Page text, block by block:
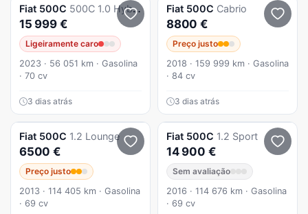
Fiat 500C 500C 1.0 Hybrid Dolce Vita S/S
15 999 €
Ligeiramente caro
2023 · 56 051 km · Gasolina
· 70 cv
3 dias atrás
Fiat 500C Cabrio
8800 €
Preço justo
2018 · 159 999 km · Gasolina
· 84 cv
3 dias atrás
Fiat 500C 1.2 Lounge
6500 €
Preço justo
2013 · 114 405 km · Gasolina
· 69 cv
Fiat 500C 1.2 Sport
14 900 €
Sem avaliação
2016 · 114 676 km · Gasolina
· 69 cv